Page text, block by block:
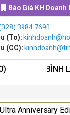
Báo Giá KH Doanh
3984 7690
(To):
(CC):
hệ0283 9847 690
BÌNH
Anniversary